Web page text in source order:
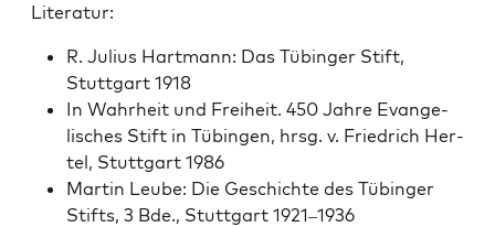
Lit­er­atur:
R. Julius Hart­mann: Das Tübinger Stift,
Stuttgart 1918
In Wahrheit und Frei­heit. 450 Jahre Evan­ge­
lis­ches Stift in Tübin­gen, hrsg. v. Friedrich Her­
tel, Stuttgart 1986
Mar­tin Leube: Die Geschichte des Tübinger
Stifts, 3 Bde., Stuttgart 1921–1936